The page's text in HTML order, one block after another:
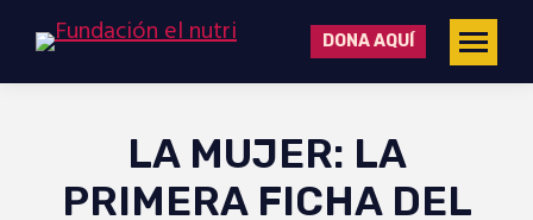
DONA AQUÍ
LA MUJER: LA
PRIMERA FICHA DEL